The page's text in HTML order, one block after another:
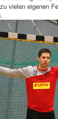
vielen eigenen